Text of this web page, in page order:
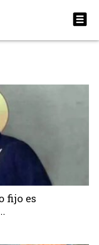
fijo es